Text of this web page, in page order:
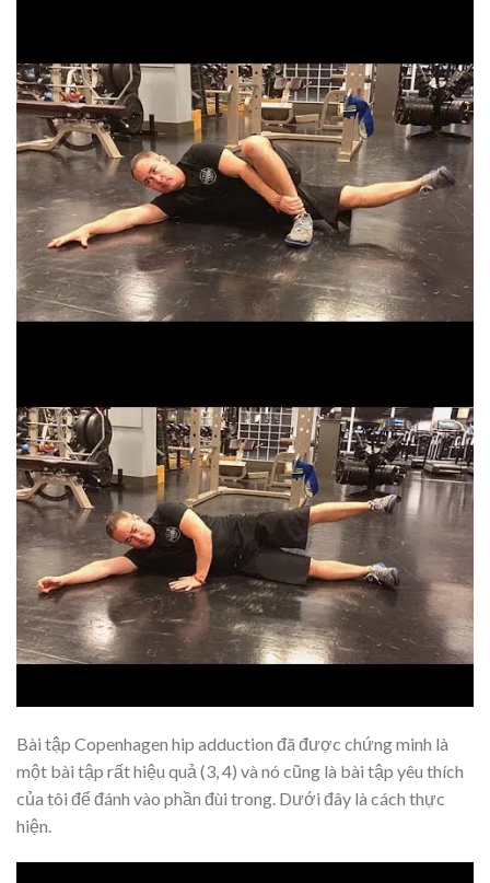
Bài tập Copenhagen hip adduction đã được chứng minh là
một bài tập rất hiệu quả (3, 4) và nó cũng là bài tập yêu thích
của tôi để đánh vào phần đùi trong. Dưới đây là cách thực
hiện.